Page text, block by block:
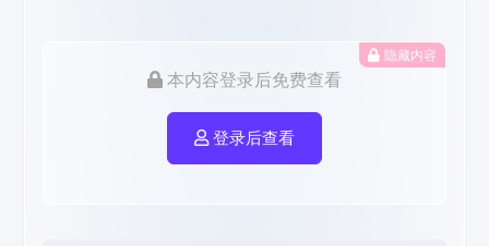
隐藏内容
本内容登录后免费查看
登录后查看